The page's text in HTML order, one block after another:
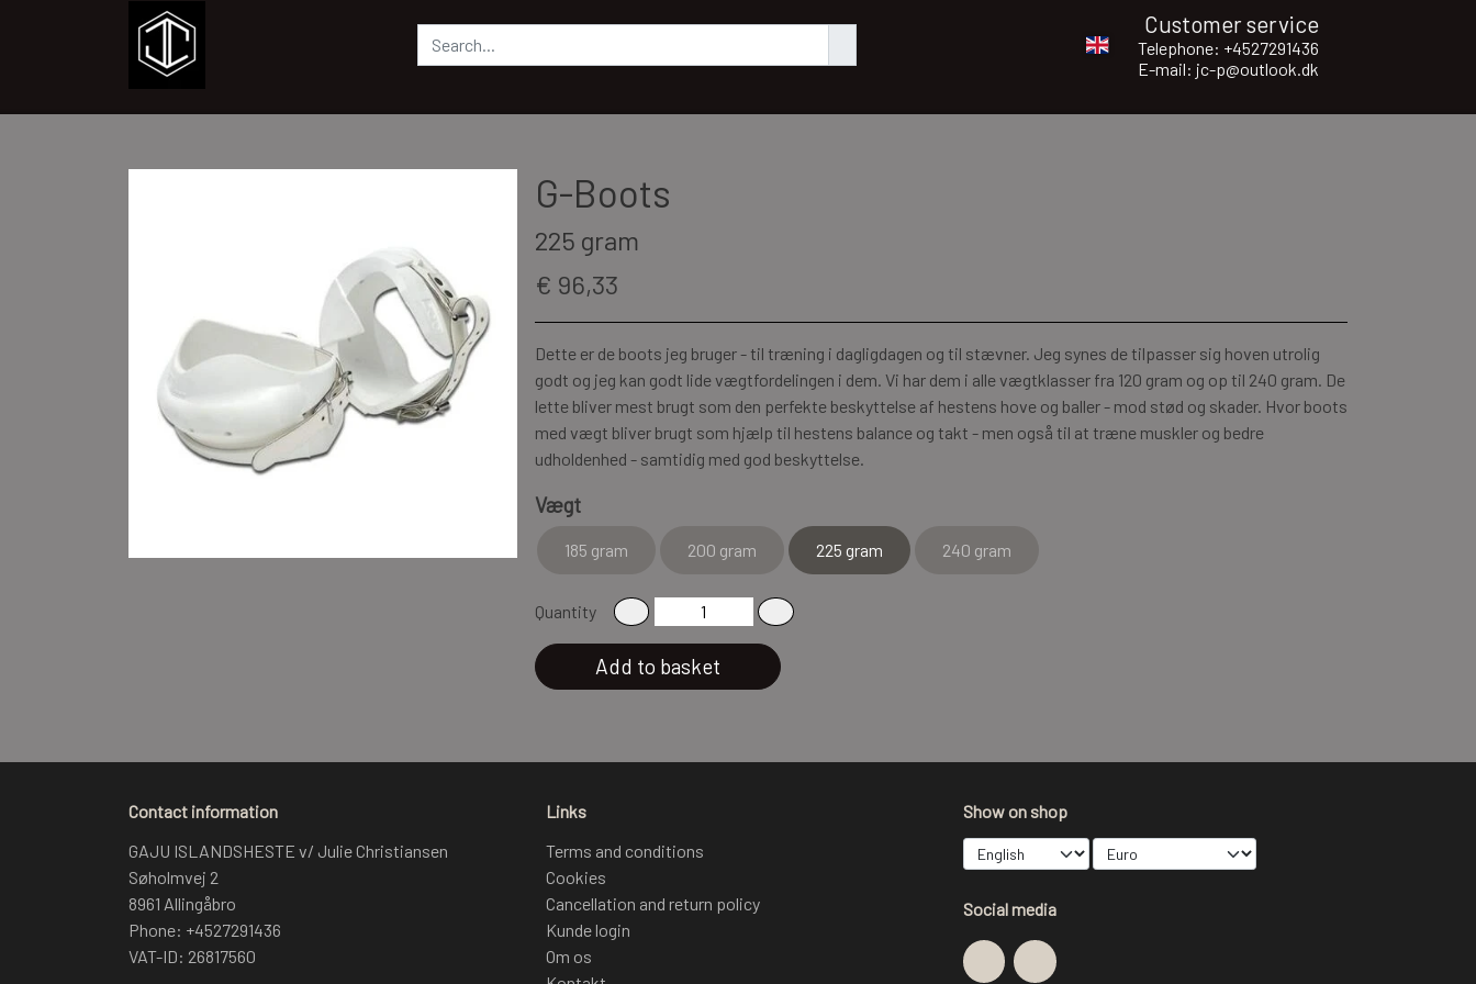
Customer service
Telephone: +4527291436
E-mail: jc-p@outlook.dk
G-Boots
225 gram
€ 96,33
Dette er de boots jeg bruger - til træning i dagligdagen og til stævner. Jeg synes de tilpasser sig hoven utrolig
godt og jeg kan godt lide vægtfordelingen i dem. Vi har dem i alle vægtklasser fra 120 gram og op til 240 gram. De
lette bliver mest brugt som den perfekte beskyttelse af hestens hove og baller - mod stød og skader. Hvor boots
med vægt bliver brugt som hjælp til hestens balance og takt - men også til at træne muskler og bedre
udholdenhed - samtidig med god beskyttelse.
Vægt
185 gram 200 gram 225 gram 240 gram
Quantity
Add to basket
Contact information
GAJU ISLANDSHESTE v/ Julie Christiansen
Søholmvej 2
8961 Allingåbro
Phone: +4527291436
VAT-ID: 26817560
Links
Terms and conditions
Cookies
Cancellation and return policy
Kunde login
Om os
Show on shop
Social media